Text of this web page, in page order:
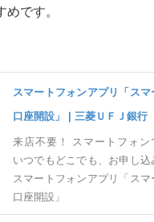
めです。
スマートフォンアプリ「スマ
口座開設」 | 三菱ＵＦＪ銀行
来店不要！ スマートフォン
いつでもどこでも、お申し込
スマートフォンアプリ「スマ
口座開設」